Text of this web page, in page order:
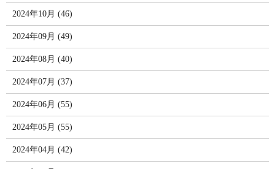
2024年10月 (46)
2024年09月 (49)
2024年08月 (40)
2024年07月 (37)
2024年06月 (55)
2024年05月 (55)
2024年04月 (42)